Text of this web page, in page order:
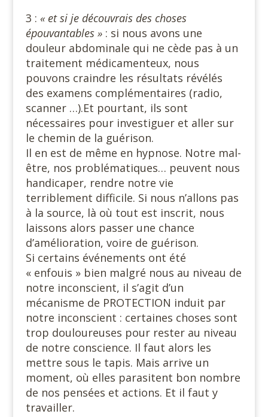
3 : « et si je découvrais des choses
épouvantables » : si nous avons une
douleur abdominale qui ne cède pas à un
traitement médicamenteux, nous
pouvons craindre les résultats révélés
des examens complémentaires (radio,
scanner …).Et pourtant, ils sont
nécessaires pour investiguer et aller sur
le chemin de la guérison.
Il en est de même en hypnose. Notre mal-
être, nos problématiques… peuvent nous
handicaper, rendre notre vie
terriblement difficile. Si nous n’allons pas
à la source, là où tout est inscrit, nous
laissons alors passer une chance
d’amélioration, voire de guérison.
Si certains événements ont été
« enfouis » bien malgré nous au niveau de
notre inconscient, il s’agit d’un
mécanisme de PROTECTION induit par
notre inconscient : certaines choses sont
trop douloureuses pour rester au niveau
de notre conscience. Il faut alors les
mettre sous le tapis. Mais arrive un
moment, où elles parasitent bon nombre
de nos pensées et actions. Et il faut y
travailler.